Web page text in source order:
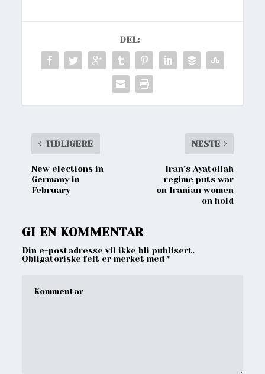
DEL:
TIDLIGERE
New elections in
Germany in
February
NESTE
Iran’s Ayatollah
regime puts war
on Iranian women
on hold
GI EN KOMMENTAR
Din e-postadresse vil ikke bli publisert.
Obligatoriske felt er merket med*